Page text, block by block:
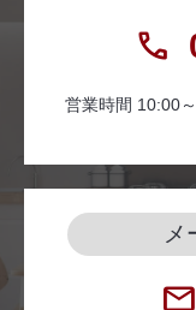
営業時間 10:00
メ